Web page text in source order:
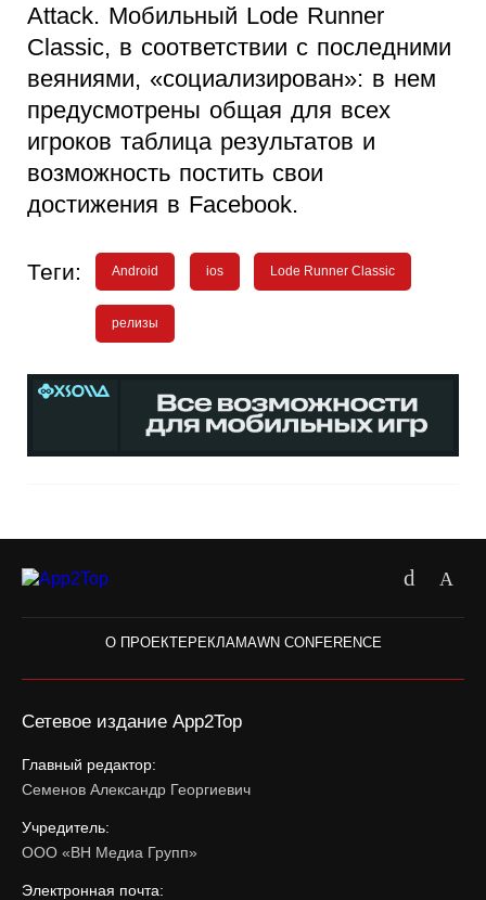
Attack. Мобильный Lode Runner
Classic, в соответствии с последними
веяниями, «социализирован»: в нем
предусмотрены общая для всех
игроков таблица результатов и
возможность постить свои
достижения в Facebook.
Теги: Android ios Lode Runner Classic
релизы
О ПРОЕКТЕРЕКЛАМАWN CONFERENCE
Сетевое издание App2Top
Главный редактор:
Семенов Александр Георгиевич
Учредитель:
ООО «ВН Медиа Групп»
Электронная почта: